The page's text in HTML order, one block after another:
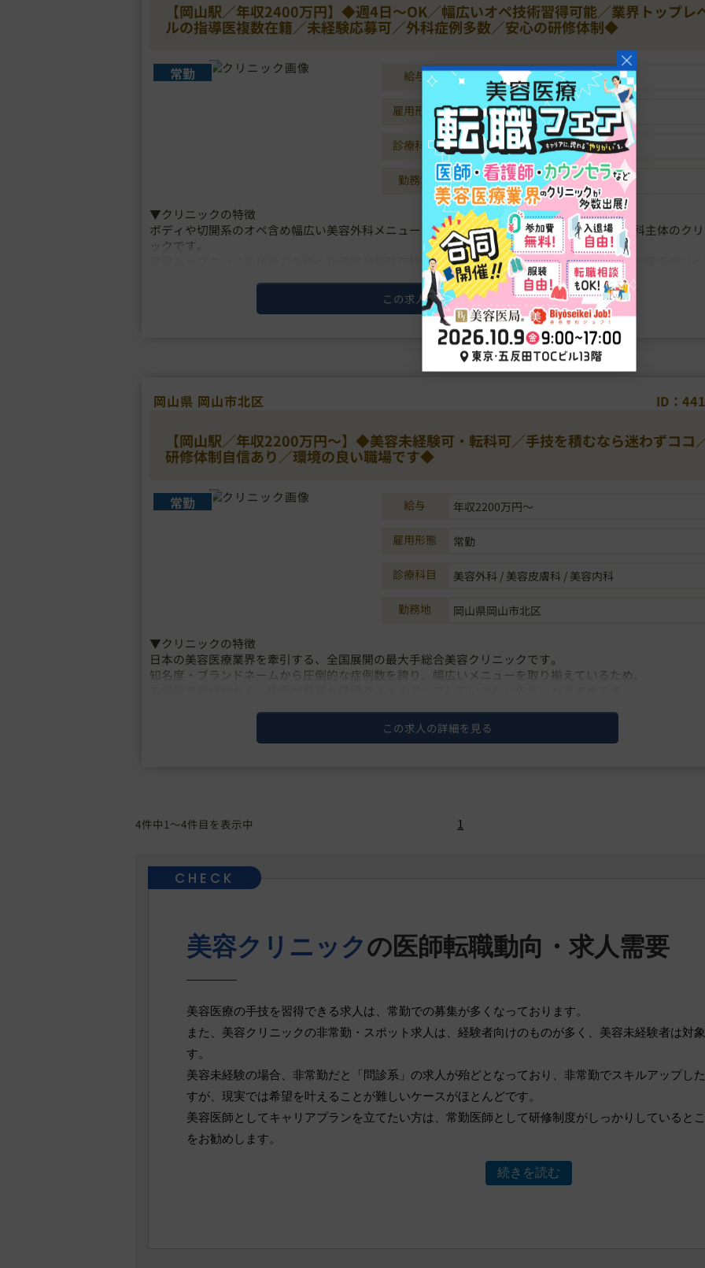
【岡山駅／年収2400万円】◆週4日～OK／幅広いオペ技術習得可能／業界トップレ
ルの指導医複数在籍／未経験応募可／外科症例多数／安心の研修体制◆
常勤 給与 年収1728万円～2400万円
雇用形態 常勤
診療科目 美容外科 / 美容皮膚科
勤務地 岡山県岡山市
▼クリニックの特徴
ボディや切開系のオペ含め幅広い美容外科メニューが揃う、全国主要都市に展開する美容外科主体のク
ックです。
業界トップクラスの技術力を誇る指導医が複数在籍し、各分野のスペシャリストによる技術指導を受け
「質の高いスキル習得が叶う」ということが最大の魅力です。
この求人の詳細を見る
岡山県 岡山市北区 ID：
【岡山駅／年収2200万円～】◆美容未経験可・転科可／手技を積むなら迷わずココ
研修体制自信あり／環境の良い職場です◆
常勤 給与 年収2200万円～
雇用形態 常勤
診療科目 美容外科 / 美容皮膚科 / 美容内科
勤務地 岡山県岡山市北区
▼クリニックの特徴
日本の美容医療業界を牽引する、全国展開の最大手総合美容クリニックです。
知名度・ブランドネームから圧倒的な症例数を誇り、幅広いメニューを取り揃えているため、
この求人の詳細を見る
4件中1～4件目を表示中 1
美容クリニックの医師転職動向・求人需要
美容医療の手技を習得できる求人は、常勤での募集が多くなっております。
また、美容クリニックの非常勤・スポット求人は、経験者向けのものが多く、美容未経験者は対
す。
美容未経験の場合、非常勤だと「問診系」の求人が殆どとなっており、非常勤でスキルアップし
すが、現実では希望を叶えることが難しいケースがほとんどです。
美容医師としてキャリアプランを立てたい方は、常勤医師として研修制度がしっかりしていると
をお勧めします。
続きを読む